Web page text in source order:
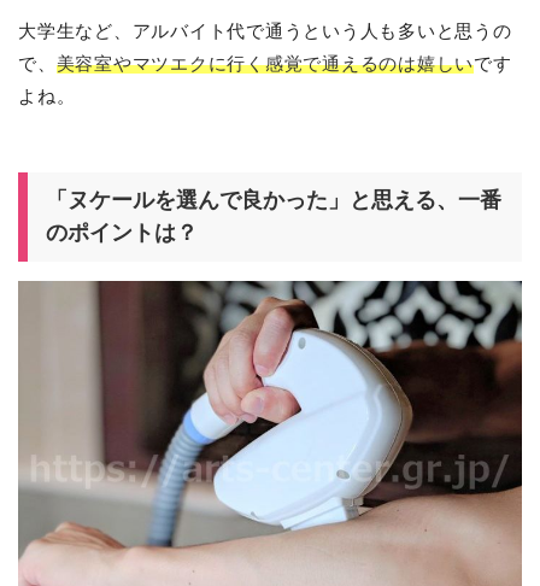
大学生など、アルバイト代で通うという人も多いと思うの
で、 美容室やマツエクに行く感覚で通えるのは嬉しいです
よね。
「ヌケールを選んで良かった」と思える、一番
のポイントは？